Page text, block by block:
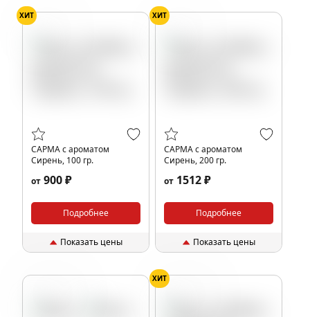
ХИТ
САРМА с ароматом
Сирень, 100 гр.
от 900 ₽
Подробнее
Показать цены
ХИТ
САРМА с ароматом
Сирень, 200 гр.
от 1512 ₽
Подробнее
Показать цены
ХИТ